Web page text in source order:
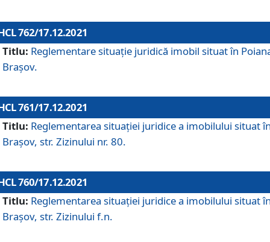
762/17.12.2021
Titlu: Reglementare situație juridică imobil situat în
Brașov.
761/17.12.2021
Titlu: Reglementarea situației juridice a imobilului situat
Brașov, str. Zizinului nr. 80.
760/17.12.2021
Titlu: Reglementarea situației juridice a imobilului situat
Brașov, str. Zizinului f.n.